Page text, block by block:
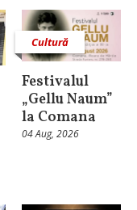
Cultură
Festivalul
„Gellu Naum”
la Comana
04 Aug, 2026